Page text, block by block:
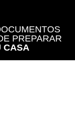
PREPARAR
CASA